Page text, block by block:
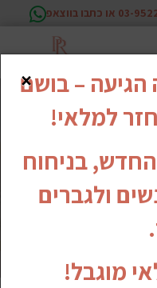
×
הגיעה – בושם
למלאי!
בניחוח
ולגברים
מוגבל!